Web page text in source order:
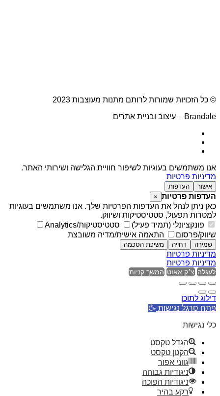
© כל הזכויות שמורות לרותם מתנות מעוצבות 2023
Brandale – עיצוב ובניית אתרים
אנו משתמשים בעוגיות לשיפור חוויית הגלישה ושירותי האתר.
מדיניות פרטיות
אישור העדפות
העדפות פרטיות ×
כאן ניתן לנהל את העדפות הפרטיות שלך. אנו משתמשים בעוגיות
למטרות תפעול, סטטיסטיקות ושיווק.
פונקציונלי (תמיד פעיל)
סטטיסטיקות/Analytics
שיווק/פרסום
התאמה אישית/מדיה משובצת
שמירה דחייה משיכת הסכמה
מדיניות פרטיות
מדיניות פרטיות
לעגלה צ׳ק אאוט המשך קניות
דילוג לתוכן
פתח סרגל נגישות
כלי נגישות
הגדל טקסט
הקטן טקסט
גווני אפור
ניגודיות גבוהה
ניגודיות הפוכה
רקע בהיר